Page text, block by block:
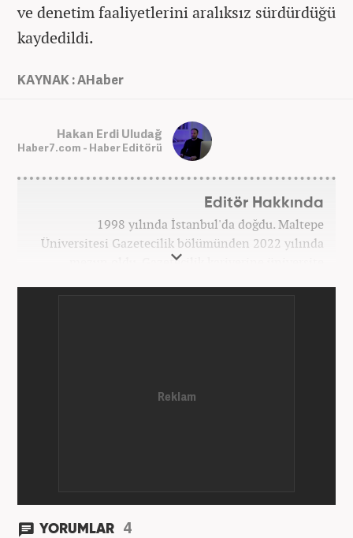
ve denetim faaliyetlerini aralıksız sürdürdüğü
kaydedildi.
KAYNAK : AHaber
Hakan Erdi Uludağ
Haber7.com - Haber Editörü
Editör Hakkında
1998 yılında İstanbul'da doğdu. Maltepe
Üniversitesi Gazetecilik bölümünden 2022 yılında
mezun oldu. Gazetecilik kariyerine üniversite
YORUMLAR 4